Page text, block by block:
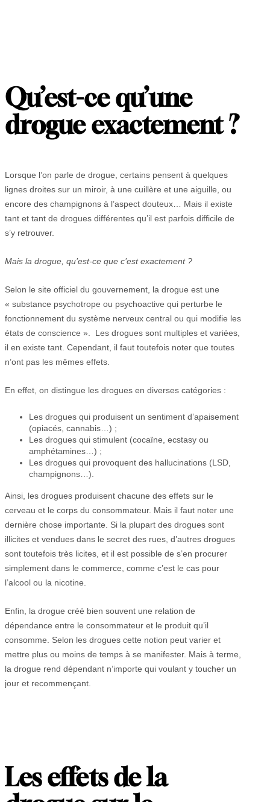
Qu’est-ce qu’une
drogue exactement ?
Lorsque l’on parle de drogue, certains pensent à quelques
lignes droites sur un miroir, à une cuillère et une aiguille, ou
encore des champignons à l’aspect douteux… Mais il existe
tant et tant de drogues différentes qu’il est parfois difficile de
s’y retrouver.
Mais la drogue, qu’est-ce que c’est exactement ?
Selon le site officiel du gouvernement, la drogue est une
« substance psychotrope ou psychoactive qui perturbe le
fonctionnement du système nerveux central ou qui modifie les
états de conscience ». Les drogues sont multiples et variées,
il en existe tant. Cependant, il faut toutefois noter que toutes
n’ont pas les mêmes effets.
En effet, on distingue les drogues en diverses catégories :
Les drogues qui produisent un sentiment d’apaisement
(opiacés, cannabis…) ;
Les drogues qui stimulent (cocaïne, ecstasy ou
amphétamines…) ;
Les drogues qui provoquent des hallucinations (LSD,
champignons…).
Ainsi, les drogues produisent chacune des effets sur le
cerveau et le corps du consommateur. Mais il faut noter une
dernière chose importante. Si la plupart des drogues sont
illicites et vendues dans le secret des rues, d’autres drogues
sont toutefois très licites, et il est possible de s’en procurer
simplement dans le commerce, comme c’est le cas pour
l’alcool ou la nicotine.
Enfin, la drogue créé bien souvent une relation de
dépendance entre le consommateur et le produit qu’il
consomme. Selon les drogues cette notion peut varier et
mettre plus ou moins de temps à se manifester. Mais à terme,
la drogue rend dépendant n’importe qui voulant y toucher un
jour et recommençant.
Les effets de la